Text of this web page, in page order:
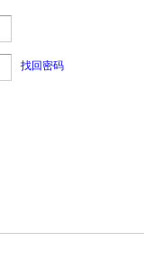
找回密码